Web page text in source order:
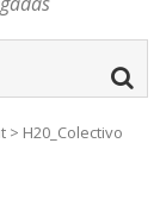
> H20_Colectivo